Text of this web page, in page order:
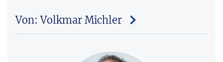
Von: Volkmar Michler